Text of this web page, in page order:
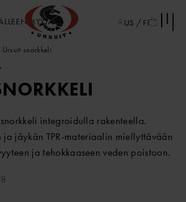
US / FI
Ursuit snorkkeli
integroidulla rakenteella.
ja jäykän TPR-materiaalin miellyttävään
ja tehokkaaseen veden poistoon.